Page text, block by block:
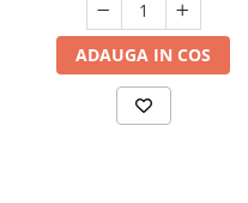
ADAUGA IN COS